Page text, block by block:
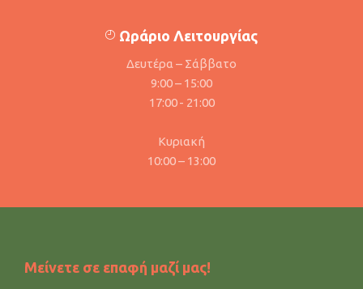
Ωράριο Λειτουργίας
Δευτέρα – Σάββατο
9:00 – 15:00
17:00 - 21:00
Κυριακή
10:00 – 13:00
Μείνετε σε επαφή μαζί μας!